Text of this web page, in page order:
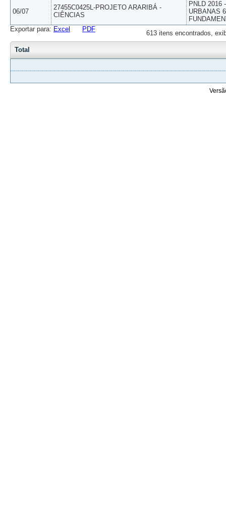
06/07
27455C0425L-PROJETO ARARIBÁ -
CIÊNCIAS
PNLD 2016
URBANAS
613 itens encontrados,
Exportar para: Excel PDF
Total